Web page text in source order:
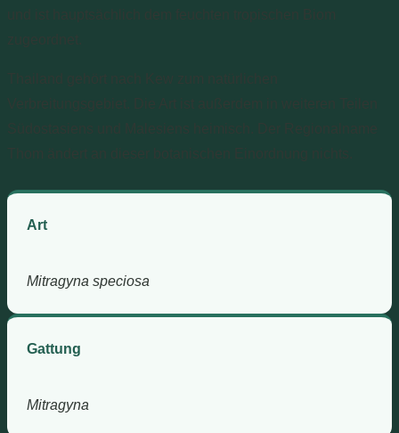
Art
Mitragyna speciosa
Gattung
Mitragyna